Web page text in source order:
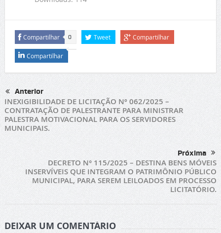
Compartilhar 0 Tweet Compartilhar
Compartilhar
Anterior
INEXIGIBILIDADE DE LICITAÇÃO Nº 062/2025 –
CONTRATAÇÃO DE PALESTRANTE PARA MINISTRAR
PALESTRA MOTIVACIONAL PARA OS SERVIDORES
MUNICIPAIS.
Próxima
DECRETO N° 115/2025 – DESTINA BENS MÓVEIS
INSERVÍVEIS QUE INTEGRAM O PATRIMÔNIO PÚBLICO
MUNICIPAL, PARA SEREM LEILOADOS EM PROCESSO
LICITATÓRIO.
DEIXAR UM COMENTÁRIO